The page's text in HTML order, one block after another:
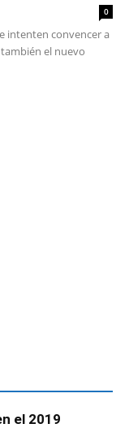
0
intenten convencer a
el nuevo
el 2019